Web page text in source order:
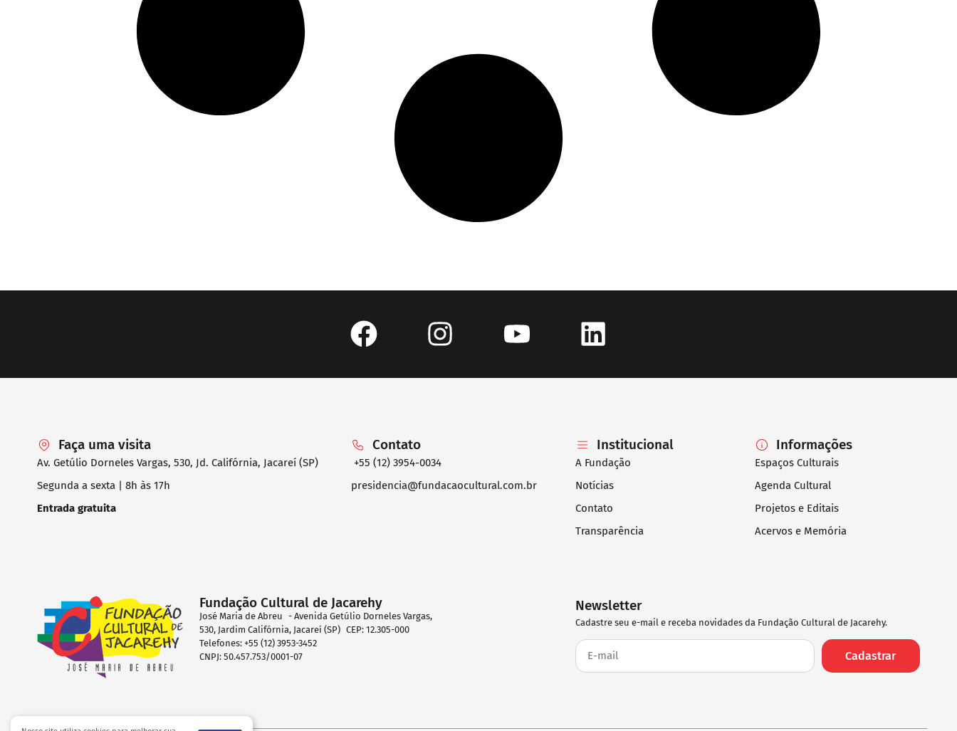
Faça uma visita
Av. Getúlio Dorneles Vargas, 530, Jd. Califórnia, Jacareí (SP)
Segunda a sexta | 8h às 17h
Entrada gratuita
Contato
+55 (12) 3954-0034
presidencia@fundacaocultural.com.br
Institucional
A Fundação
Notícias
Contato
Transparência
Informações
Espaços Culturais
Agenda Cultural
Projetos e Editais
Acervos e Memória
Fundação Cultural de Jacarehy
José Maria de Abreu - Avenida Getúlio Dorneles Vargas,
530, Jardim Califórnia, Jacareí (SP) CEP: 12.305-000
Telefones: +55 (12) 3953-3452
CNPJ: 50.457.753/0001-07
Newsletter
Cadastre seu e-mail e receba novidades da Fundação Cultural de Jacarehy.
Cadastrar